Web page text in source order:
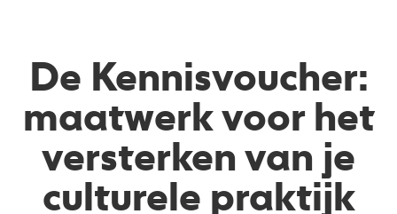
De Kennisvoucher:
maatwerk voor het
versterken van je
culturele praktijk